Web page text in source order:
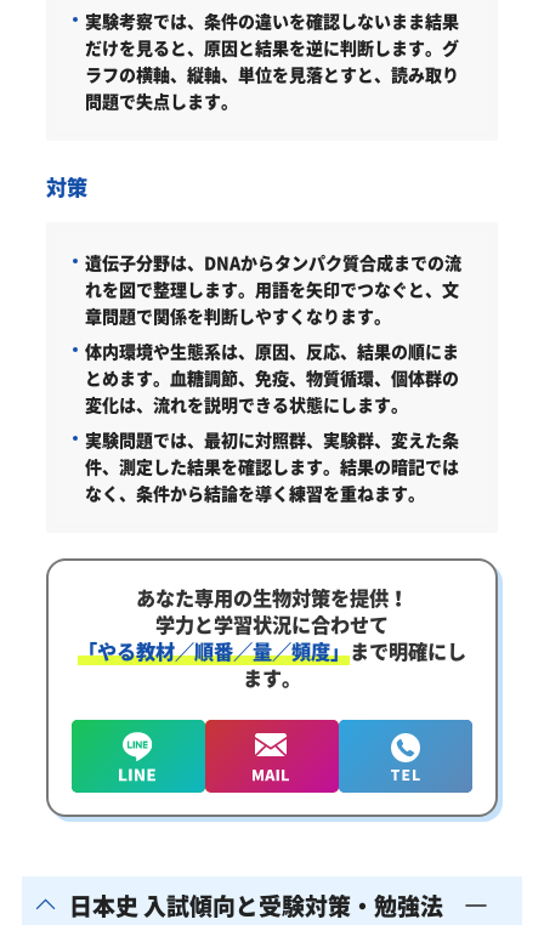
実験考察では、条件の違いを確認しないまま結果
だけを見ると、原因と結果を逆に判断します。グ
ラフの横軸、縦軸、単位を見落とすと、読み取り
問題で失点します。
対策
遺伝子分野は、DNAからタンパク質合成までの流
れを図で整理します。用語を矢印でつなぐと、文
章問題で関係を判断しやすくなります。
体内環境や生態系は、原因、反応、結果の順にま
とめます。血糖調節、免疫、物質循環、個体群の
変化は、流れを説明できる状態にします。
実験問題では、最初に対照群、実験群、変えた条
件、測定した結果を確認します。結果の暗記では
なく、条件から結論を導く練習を重ねます。
あなた専用の生物対策を提供！
学力と学習状況に合わせて
「やる教材／順番／量／頻度」まで明確にし
ます。
日本史 入試傾向と受験対策・勉強法